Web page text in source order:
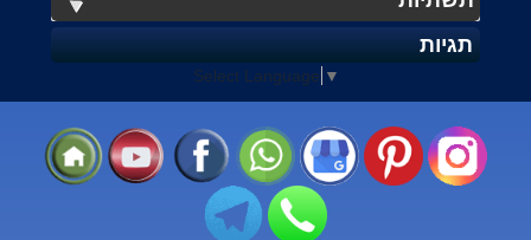
תגיות
Select Language ▼